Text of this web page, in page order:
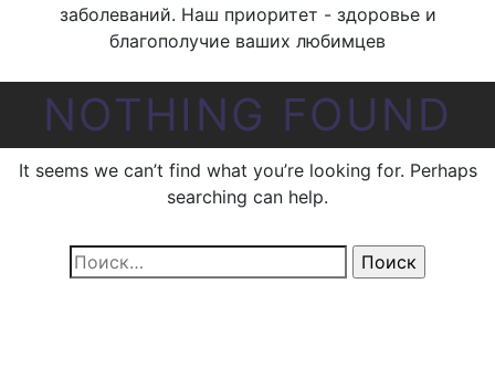
заболеваний. Наш приоритет - здоровье и
благополучие ваших любимцев
NOTHING FOUND
It seems we can’t find what you’re looking for. Perhaps
searching can help.
Найти: